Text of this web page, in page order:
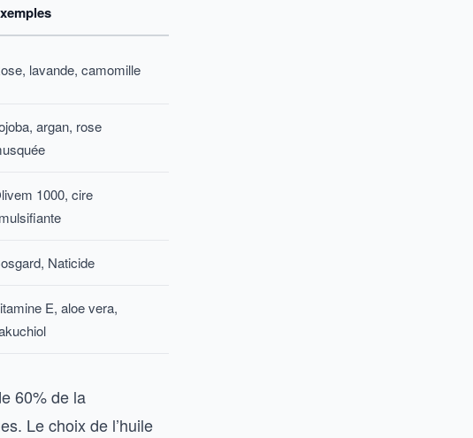
lavande, camomille
argan, rose
1000, cire
Naticide
E, aloe vera,
60% de la
Le choix de l’huile